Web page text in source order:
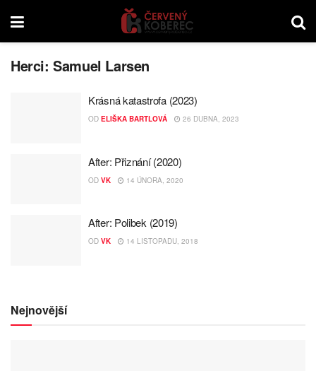
Herci:Samuel Larsen
Krásná katastrofa (2023)
OD ELIŠKA BARTLOVÁ 26 DUBNA, 2023
After: Přiznání (2020)
OD VK 14 ÚNORA, 2020
After: Polibek (2019)
OD VK 14 LISTOPADU, 2018
Nejnovější